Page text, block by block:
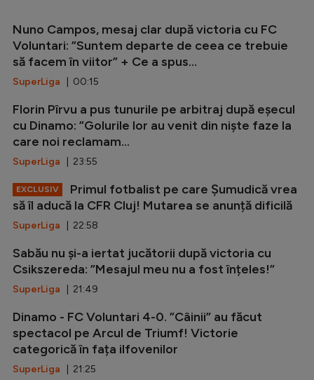
Nuno Campos, mesaj clar după victoria cu FC
Voluntari: ”Suntem departe de ceea ce trebuie
să facem în viitor” + Ce a spus...
SuperLiga | 00:15
Florin Pîrvu a pus tunurile pe arbitraj după eșecul
cu Dinamo: ”Golurile lor au venit din niște faze la
care noi reclamam...
SuperLiga | 23:55
EXCLUSIV
Primul fotbalist pe care Șumudică vrea
să îl aducă la CFR Cluj! Mutarea se anunță dificilă
SuperLiga | 22:58
Sabău nu și-a iertat jucătorii după victoria cu
Csikszereda: ”Mesajul meu nu a fost înțeles!”
SuperLiga | 21:49
Dinamo - FC Voluntari 4-0. ”Câinii” au făcut
spectacol pe Arcul de Triumf! Victorie
categorică în fața ilfovenilor
SuperLiga | 21:25